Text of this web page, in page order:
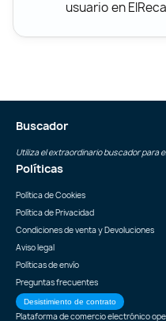
usuario en
Buscador
Utiliza el extraordinario buscador para
Políticas
Política de Cookies
Política de Privacidad
Condiciones de venta y Devoluciones
Aviso legal
Políticas de envío
Preguntas frecuentes
Desistimiento de contrato
Plataforma de comercio electrónico